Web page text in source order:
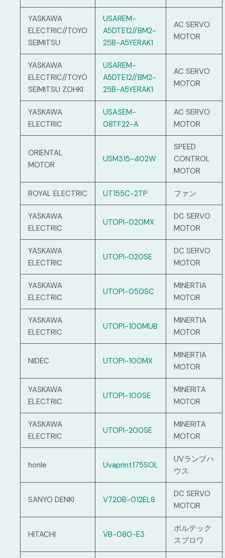
YASKAWA
ELECTRIC//TOYO
SEIMITSU
USAREM-
A5DTE12//BM2-
25B-A5YERAK1
AC SERVO
MOTOR
YASKAWA
ELECTRIC//TOYO
SEIMITSU ZOHKI
USAREM-
A5DTE12//BM2-
25B-A5YERAK1
AC SERVO
MOTOR
YASKAWA
ELECTRIC
USASEM-
08TF22-A
AC SERVO
MOTOR
ORIENTAL
MOTOR
USM315-402W
SPEED
CONTROL
MOTOR
ROYAL ELECTRIC UT155C-2TP ファン
YASKAWA
ELECTRIC
UTOPI-020MX
DC SERVO
MOTOR
YASKAWA
ELECTRIC
UTOPI-020SE
DC SERVO
MOTOR
YASKAWA
ELECTRIC
UTOPI-050SC
MINERTIA
MOTOR
YASKAWA
ELECTRIC
UTOPI-100MUB
MINERTIA
MOTOR
NIDEC UTOPI-100MX
MINERTIA
MOTOR
YASKAWA
ELECTRIC
UTOPI-100SE
MINERITA
MOTOR
YASKAWA
ELECTRIC
UTOPI-200SE
MINERITA
MOTOR
honle Uvaprint175SOL
UVランプハ
ウス
SANYO DENKI V720B-012EL8
DC SERVO
MOTOR
HITACHI VB-080-E3
ボルテック
スブロワ